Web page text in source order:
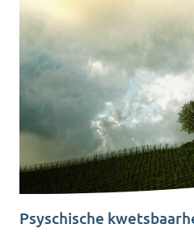
Psyschische